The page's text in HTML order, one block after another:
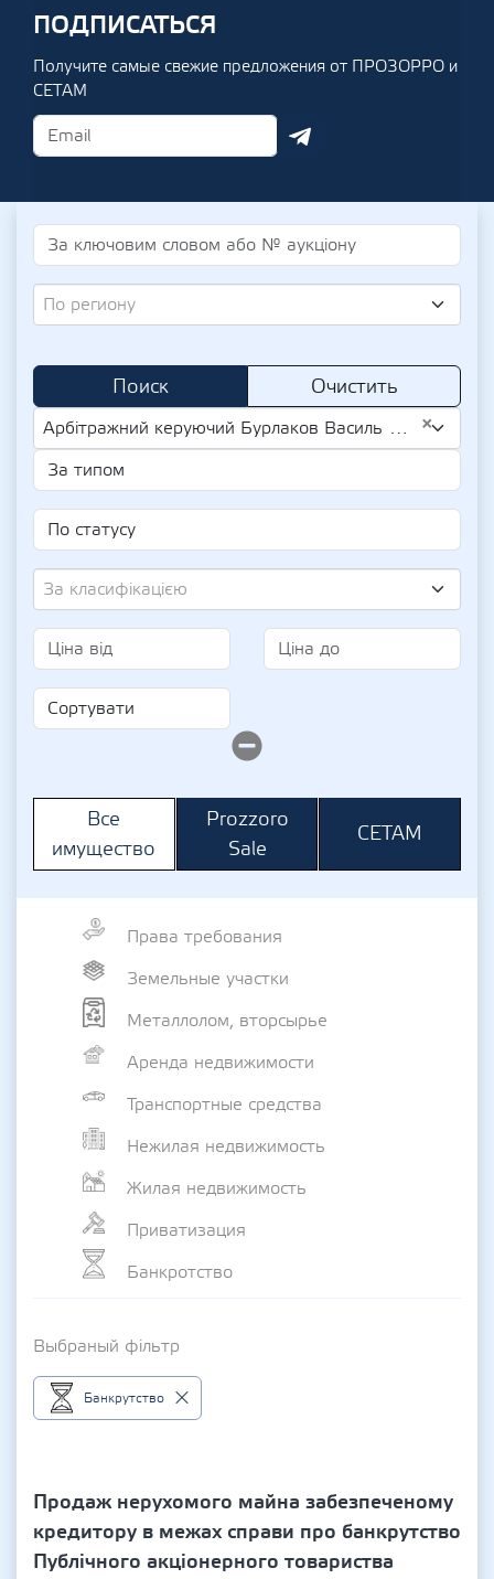
ПОДПИСАТЬСЯ
Получите самые свежие предложения от ПРОЗОРРО и
СЕТАМ
По региону
Поиск Очистить
×
Арбітражний керуючий Бурлаков Василь Вітіславович (UA-IPN 2664214316)
За класифікацією
Все
имущество
Prozzoro
Sale
СЕТАМ
Права требования
Земельные участки
Металлолом, вторсырье
Аренда недвижимости
Транспортные средства
Нежилая недвижимость
Жилая недвижимость
Приватизация
Банкротство
Выбраный фільтр
Банкрутство
Продаж нерухомого майна забезпеченому
кредитору в межах справи про банкрутство
Публічного акціонерного товариства